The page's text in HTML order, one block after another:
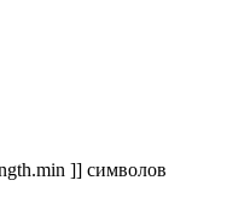
]] символов